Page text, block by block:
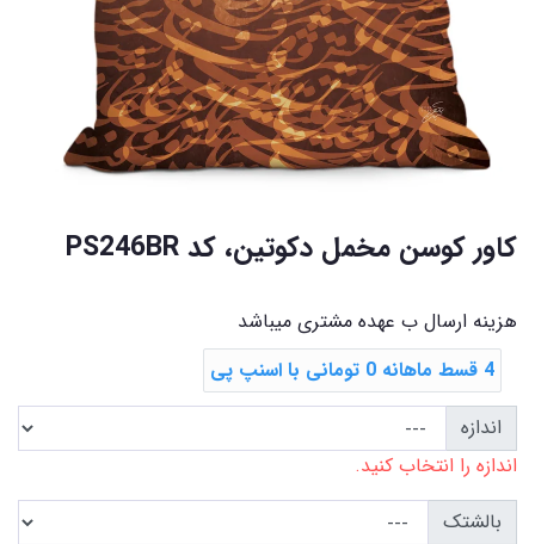
کاور کوسن مخمل دکوتین، کد PS246BR
هزینه ارسال ب عهده مشتری میباشد
4 قسط ماهانه 0 تومانی با اسنپ ‌پی
اندازه
اندازه را انتخاب کنید.
بالشتک